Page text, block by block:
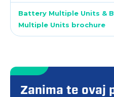
Battery Multiple Units &
Multiple Units brochure
Zanima te ovaj